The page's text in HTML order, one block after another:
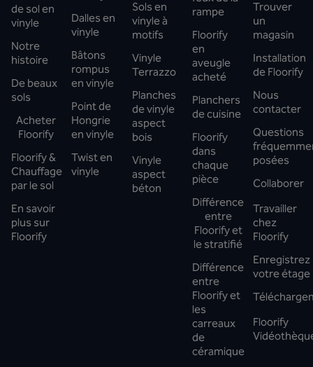
de sol en
vinyle
Notre
histoire
De beaux
sols
Acheter
Floorify
Floorify &
Chauffage
par le sol
En savoir
plus sur
Floorify
Dalles en
vinyle
Bâtons
rompus
en vinyle
Point de
Hongrie
en vinyle
Twist en
vinyle
Sols en
vinyle à
motifs
Vinyle
Terrazzo
Planches
de vinyle
aspect
bois
Vinyle
aspect
béton
rampe
Floorify
en
aveugle
acheté
Planchers
de cuisine
Floorify
dans
chaque
pièce
Différence
entre
Floorify et
le stratifié
Différence
entre
Floorify et
les
carreaux
de
céramique
Trouver
un
magasin
Installation
de Floorify
Nous
contacter
Questions
posées
Collaborer
Travailler
chez
Floorify
Enregistrez
votre étage
Floorify